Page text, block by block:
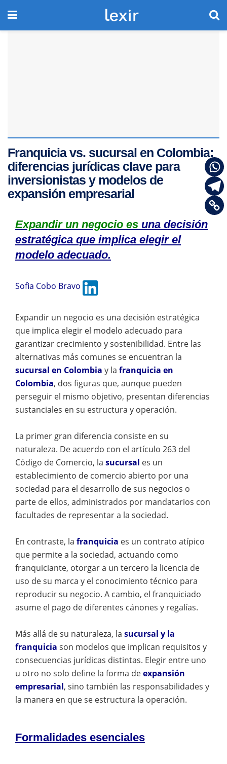
Franquicia vs. sucursal en Colombia:
diferencias jurídicas clave para
inversionistas y modelos de
expansión empresarial
Expandir un negocio es una decisión
estratégica que implica elegir el
modelo adecuado.
Sofia Cobo Bravo
Expandir un negocio es una decisión estratégica
que implica elegir el modelo adecuado para
garantizar crecimiento y sostenibilidad. Entre las
alternativas más comunes se encuentran la
sucursal en Colombia y la franquicia en
Colombia, dos figuras que, aunque pueden
perseguir el mismo objetivo, presentan diferencias
sustanciales en su estructura y operación.
La primer gran diferencia consiste en su
naturaleza. De acuerdo con el artículo 263 del
Código de Comercio, la sucursal es un
establecimiento de comercio abierto por una
sociedad para el desarrollo de sus negocios o
parte de ellos, administrados por mandatarios con
facultades de representar a la sociedad.
En contraste, la franquicia es un contrato atípico
que permite a la sociedad, actuando como
franquiciante, otorgar a un tercero la licencia de
uso de su marca y el conocimiento técnico para
reproducir su negocio. A cambio, el franquiciado
asume el pago de diferentes cánones y regalías.
Más allá de su naturaleza, la sucursal y la
franquicia son modelos que implican requisitos y
consecuencias jurídicas distintas. Elegir entre uno
u otro no solo define la forma deexpansión
empresarial, sino también las responsabilidades y
la manera en que se estructura la operación.
Formalidades esenciales